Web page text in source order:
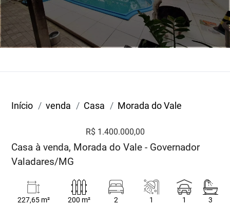
Início venda Casa Morada do Vale
R$ 1.400.000,00
Casa à venda, Morada do Vale - Governador
Valadares/MG
227,65 m²
200 m²
2
1
1
3